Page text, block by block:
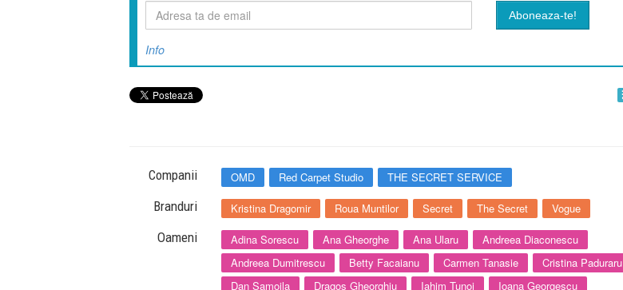
Info
Companii OMD Red Carpet Studio THE SECRET SERVICE
Branduri Kristina Dragomir Roua Muntilor Secret The Secret Vogue
Oameni Adina Sorescu Ana Gheorghe Ana Ularu
Andreea Diaconescu
Andreea Dumitrescu
Betty Facaianu Carmen Tanasie
Cristina Paduraru
Dan Samoila
Dragos Gheorghiu Iahim Tunoi
Ioana Georgescu